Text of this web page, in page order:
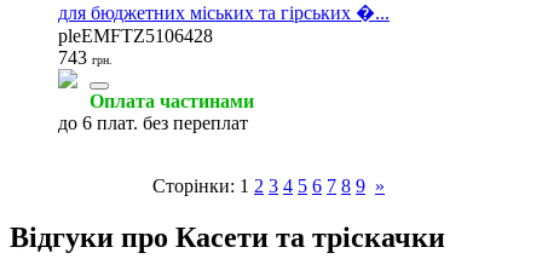
для бюджетних міських та гірських �...
pleEMFTZ5106428
743 грн.
Оплата частинами
до 6 плат. без переплат
Сторінки: 1 2 3 4 5 6 7 8 9 »
Відгуки про Касети та тріскачки